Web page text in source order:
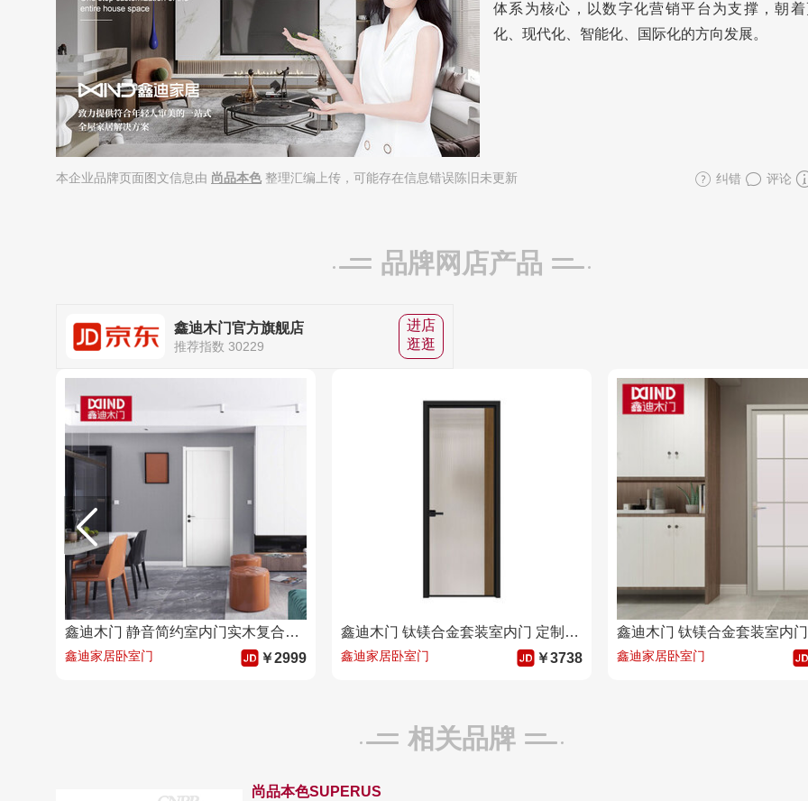
体系为核心，以数字化营销平台为支撑，朝
化、现代化、智能化、国际化的方向发展。
本企业品牌页面图文信息由 尚品本色 整理汇编上传，可能存在信息错误陈旧未更新 纠错 评论
品牌网店产品
鑫迪木门官方旗舰店
推荐指数 30229
进店
逛逛
鑫迪木门 静音简约室内门实木复合门 房间门定制卧室门XE-2003A
鑫迪家居卧室门 ￥2999
鑫迪木门 钛镁合金套装室内门 定制厨房门卫生间门厕所门5508
鑫迪家居卧室门 ￥3738 鑫迪家居卧室门
相关品牌
尚品本色SUPERUS